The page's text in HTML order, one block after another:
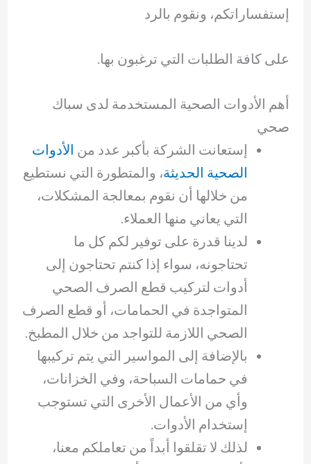
إستفساراتكم، ونقوم بالرد
على كافة الطلبات التي ترغبون بها.
أهم الأدوات الصحية المستخدمة لدى سباك
صحي
إستعانت الشركة بأكبر عدد من الأدوات
الصحية الحديثة، والمتطورة التي نستطيع
من خلالها أن نقوم بمعالجة المشكلات،
التي يعاني منها العملاء.
لدينا قدرة على توفير لكم كل ما
تحتاجونه، سواء إذا كنتم تحتاجون إلى
أدوات لتركيب قطع الصرف الصحي
المتواجدة في الحمامات، أو قطع الصرف
الصحي اللازمة للتواجد من خلال المطبخ.
بالإضافة إلى المواسير التي يتم تركيبها
في حمامات السباحة، وفي الخزانات،
وأي من الأعمال الأخرى التي تستوجب
إستخدام الأدوات.
لذلك لا تقلقوا أبداً من تعاملكم معنا،